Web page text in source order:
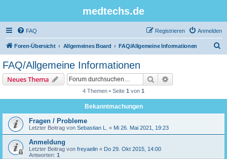
medtechs.de
FAQ Anmelden
Registrieren
Foren-Übersicht Allgemeines Board FAQ/Allgemeine Informationen
FAQ/Allgemeine Informationen
Neues Thema Suche
4 Themen • Seite 1 von 1
Bekanntmachungen
Fragen / Probleme
Letzter Beitrag von Sebastian L. « Mi 26. Mai 2021, 19:23
Anmeldung
Letzter Beitrag von freyaelin « Do 29. Okt 2015, 14:00
Antworten: 1